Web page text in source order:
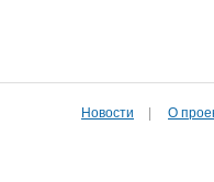
Новости О